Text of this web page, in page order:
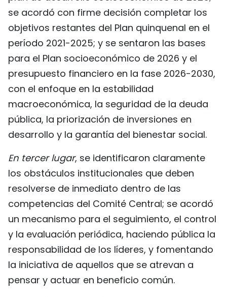
se acordó con firme decisión completar los
objetivos restantes del Plan quinquenal en el
período 2021-2025; y se sentaron las bases
para el Plan socioeconómico de 2026 y el
presupuesto financiero en la fase 2026-2030,
con el enfoque en la estabilidad
macroeconómica, la seguridad de la deuda
pública, la priorización de inversiones en
desarrollo y la garantía del bienestar social.
En tercer lugar, se identificaron claramente
los obstáculos institucionales que deben
resolverse de inmediato dentro de las
competencias del Comité Central; se acordó
un mecanismo para el seguimiento, el control
y la evaluación periódica, haciendo pública la
responsabilidad de los líderes, y fomentando
la iniciativa de aquellos que se atrevan a
pensar y actuar en beneficio común.